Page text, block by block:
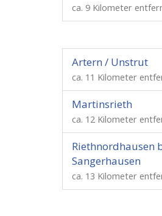
ca. 9 Kilometer
Artern / Unstrut
ca. 11 Kilometer
Martinsrieth
ca. 12 Kilometer
Riethnordhausen
Sangerhausen
ca. 13 Kilometer